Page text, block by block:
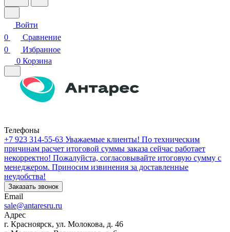
Войти
0
Сравнение
0
Избранное
0 Корзина
Телефоны
+7 923 314-55-63 Уважаемые клиенты! По техническим
причинам расчет итоговой суммы заказа сейчас работает
некорректно! Пожалуйста, согласовывайте итоговую сумму с
менеджером. Приносим извинения за доставленные
неудобства!
Заказать звонок
Email
sale@antaresru.ru
Адрес
г. Красноярск, ул. Молокова, д. 46